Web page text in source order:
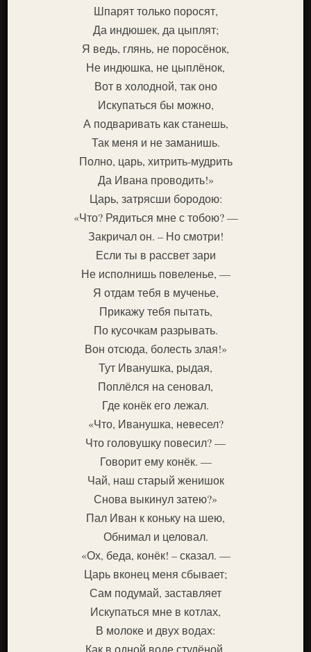
Шпарят только поросят,
Да индюшек, да цыплят;
Я ведь, глянь, не поросёнок,
Не индюшка, не цыплёнок,
Вот в холодной, так оно
Искупаться бы можно,
А подваривать как станешь,
Так меня и не заманишь.
Полно, царь, хитрить-мудрить
Да Ивана проводить!»
Царь, затрясши бородою:
«Что? Рядиться мне с тобою? —
Закричал он. – Но смотри!
Если ты в рассвет зари
Не исполнишь повеленье, —
Я отдам тебя в мученье,
Прикажу тебя пытать,
По кусочкам разрывать.
Вон отсюда, болесть злая!»
Тут Иванушка, рыдая,
Поплёлся на сеновал,
Где конёк его лежал.
«Что, Иванушка, невесел?
Что головушку повесил? —
Говорит ему конёк. —
Чай, наш старый женишок
Снова выкинул затею?»
Пал Иван к коньку на шею,
Обнимал и целовал.
«Ох, беда, конёк! – сказал. —
Царь вконец меня сбывает;
Сам подумай, заставляет
Искупаться мне в котлах,
В молоке и двух водах:
Как в одной воде студёной,